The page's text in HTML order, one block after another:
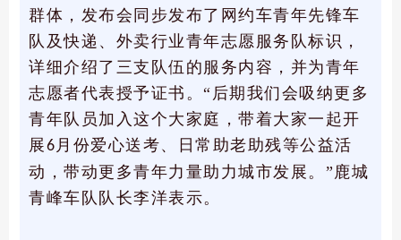
群体，发布会同步发布了网约车青年先锋车
队及快递、外卖行业青年志愿服务队标识，
详细介绍了三支队伍的服务内容，并为青年
志愿者代表授予证书。“后期我们会吸纳更多
青年队员加入这个大家庭，带着大家一起开
展6 月份爱心送考、日常助老助残等公益活
动，带动更多青年力量助力城市发展。”鹿城
青峰车队队长李洋表示。